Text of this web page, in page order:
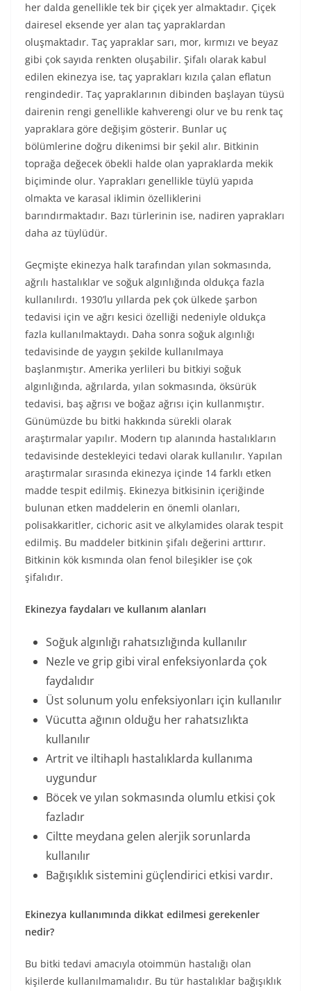
her dalda genellikle tek bir çiçek yer almaktadır. Çiçek
dairesel eksende yer alan taç yapraklardan
oluşmaktadır. Taç yapraklar sarı, mor, kırmızı ve beyaz
gibi çok sayıda renkten oluşabilir. Şifalı olarak kabul
edilen ekinezya ise, taç yaprakları kızıla çalan eflatun
rengindedir. Taç yapraklarının dibinden başlayan tüysü
dairenin rengi genellikle kahverengi olur ve bu renk taç
yapraklara göre değişim gösterir. Bunlar uç
bölümlerine doğru dikenimsi bir şekil alır. Bitkinin
toprağa değecek öbekli halde olan yapraklarda mekik
biçiminde olur. Yaprakları genellikle tüylü yapıda
olmakta ve karasal iklimin özelliklerini
barındırmaktadır. Bazı türlerinin ise, nadiren yaprakları
daha az tüylüdür.
Geçmişte ekinezya halk tarafından yılan sokmasında,
ağrılı hastalıklar ve soğuk algınlığında oldukça fazla
kullanılırdı. 1930’lu yıllarda pek çok ülkede şarbon
tedavisi için ve ağrı kesici özelliği nedeniyle oldukça
fazla kullanılmaktaydı. Daha sonra soğuk algınlığı
tedavisinde de yaygın şekilde kullanılmaya
başlanmıştır. Amerika yerlileri bu bitkiyi soğuk
algınlığında, ağrılarda, yılan sokmasında, öksürük
tedavisi, baş ağrısı ve boğaz ağrısı için kullanmıştır.
Günümüzde bu bitki hakkında sürekli olarak
araştırmalar yapılır. Modern tıp alanında hastalıkların
tedavisinde destekleyici tedavi olarak kullanılır. Yapılan
araştırmalar sırasında ekinezya içinde 14 farklı etken
madde tespit edilmiş. Ekinezya bitkisinin içeriğinde
bulunan etken maddelerin en önemli olanları,
polisakkaritler, cichoric asit ve alkylamides olarak tespit
edilmiş. Bu maddeler bitkinin şifalı değerini arttırır.
Bitkinin kök kısmında olan fenol bileşikler ise çok
şifalıdır.
Ekinezya faydaları ve kullanım alanları
Soğuk algınlığı rahatsızlığında kullanılır
Nezle ve grip gibi viral enfeksiyonlarda çok
faydalıdır
Üst solunum yolu enfeksiyonları için kullanılır
Vücutta ağının olduğu her rahatsızlıkta
kullanılır
Artrit ve iltihaplı hastalıklarda kullanıma
uygundur
Böcek ve yılan sokmasında olumlu etkisi çok
fazladır
Ciltte meydana gelen alerjik sorunlarda
kullanılır
Bağışıklık sistemini güçlendirici etkisi vardır.
Ekinezya kullanımında dikkat edilmesi gerekenler
nedir?
Bu bitki tedavi amacıyla otoimmün hastalığı olan
kişilerde kullanılmamalıdır. Bu tür hastalıklar bağışıklık